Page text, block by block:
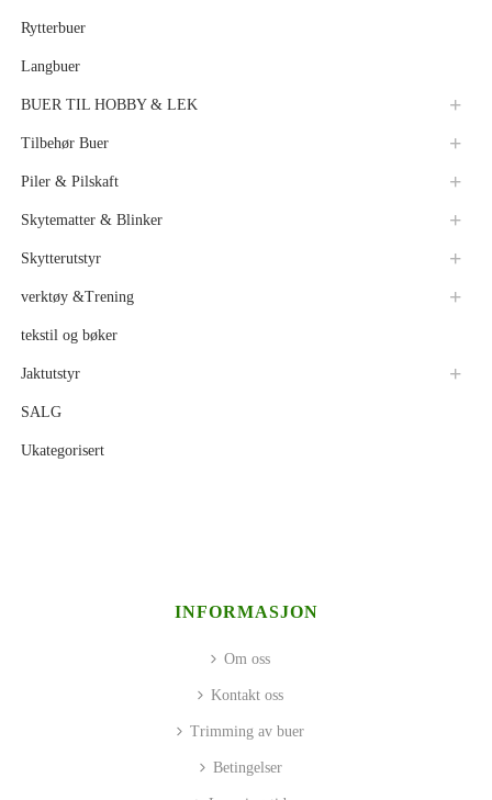
Rytterbuer
Langbuer
BUER TIL HOBBY & LEK
Tilbehør Buer
Piler & Pilskaft
Skytematter & Blinker
Skytterutstyr
verktøy &Trening
tekstil og bøker
Jaktutstyr
SALG
Ukategorisert
INFORMASJON
Om oss
Kontakt oss
Trimming av buer
Betingelser